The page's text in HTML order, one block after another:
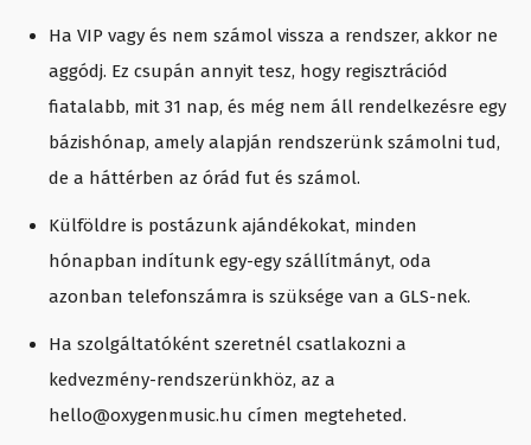
Ha VIP vagy és nem számol vissza a rendszer, akkor ne
aggódj. Ez csupán annyit tesz, hogy regisztrációd
fiatalabb, mit 31 nap, és még nem áll rendelkezésre egy
bázishónap, amely alapján rendszerünk számolni tud,
de a háttérben az órád fut és számol.
Külföldre is postázunk ajándékokat, minden
hónapban indítunk egy-egy szállítmányt, oda
azonban telefonszámra is szüksége van a GLS-nek.
Ha szolgáltatóként szeretnél csatlakozni a
kedvezmény-rendszerünkhöz, az a
hello@oxygenmusic.hu címen megteheted.